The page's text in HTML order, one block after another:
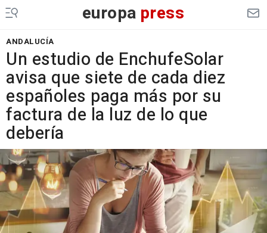
europa press
ANDALUCÍA
Un estudio de EnchufeSolar
avisa que siete de cada diez
españoles paga más por su
factura de la luz de lo que
debería